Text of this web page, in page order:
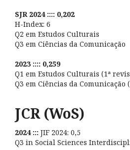
SJR 2024 :::: 0,202
H-Index: 6
Q2 em Estudos Culturais
Q3 em Ciências da Comunicação
2023 :::: 0,259
Q1 em Estudos Culturais (1ª
Q3 em Ciências da
JCR (WoS)
2024 ::: JIF 2024: 0,5
Q3 in Social Sciences